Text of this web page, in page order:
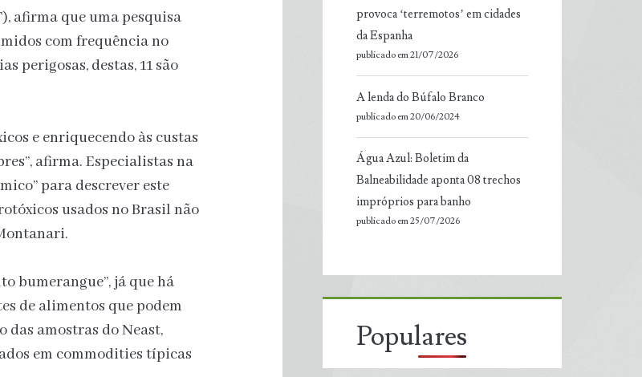
afirma que uma pesquisa
com frequência no
perigosas, destas, 11 são
e enriquecendo às custas
afirma. Especialistas na
para descrever este
usados no Brasil não
bumerangue”, já que há
de alimentos que podem
das amostras do Neast,
em commodities típicas
provoca ‘terremotos’ em cidades
da Espanha
publicado em 21/07/2026
A lenda do Búfalo Branco
publicado em 20/06/2024
Água Azul: Boletim da
Balneabilidade aponta 08 trechos
impróprios para banho
publicado em 25/07/2026
Populares